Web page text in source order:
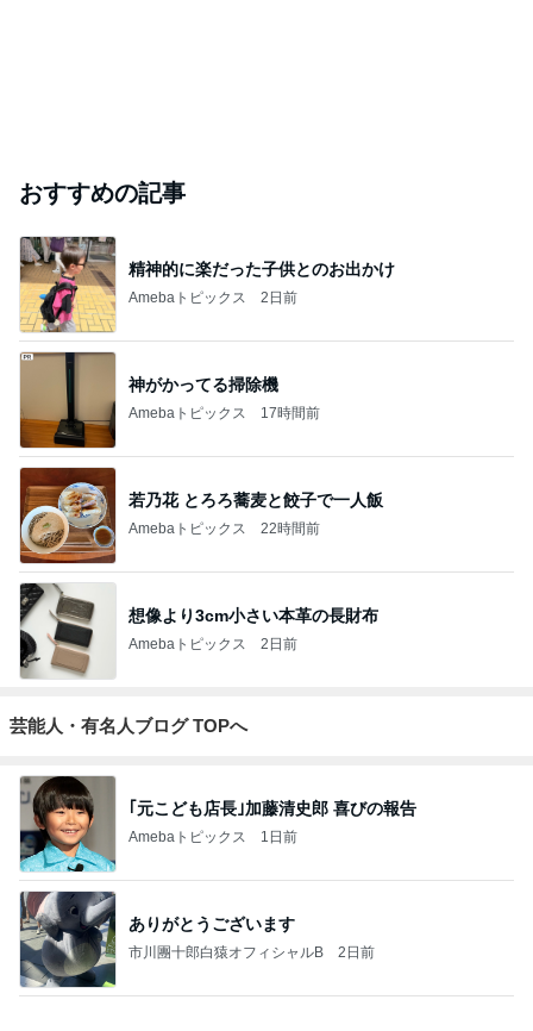
おすすめの記事
精神的に楽だった子供とのお出かけ
Amebaトピックス 2日前
神がかってる掃除機
Amebaトピックス 17時間前
若乃花 とろろ蕎麦と餃子で一人飯
Amebaトピックス 22時間前
想像より3cm小さい本革の長財布
Amebaトピックス 2日前
芸能人・有名人ブログ TOPへ
｢元こども店長｣加藤清史郎 喜びの報告
Amebaトピックス 1日前
ありがとうございます
市川團十郎白猿オフィシャルB 2日前